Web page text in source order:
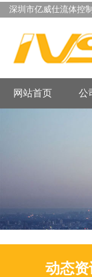
深圳市亿威仕流体控
网站首页 公
动态资